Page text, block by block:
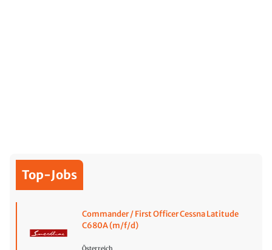
Top-Jobs
Commander / First Officer Cessna Latitude
C680A (m/f/d)